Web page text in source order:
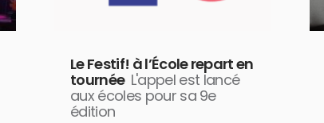
Le Festif! à l’École repart en
tournée L'appel est lancé
aux écoles pour sa 9e
édition